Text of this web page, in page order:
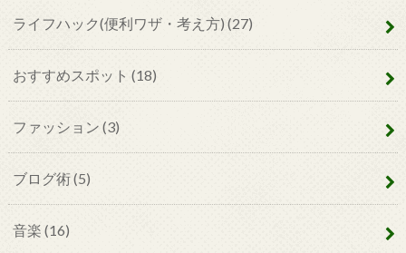
ライフハック(便利ワザ・考え方) (27)
おすすめスポット (18)
ファッション (3)
ブログ術(5)
音楽 (16)